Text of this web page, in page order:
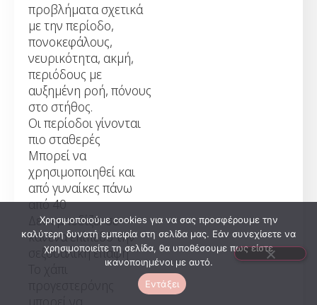
προβλήματα σχετικά
με την περίοδο,
πονοκεφάλους,
νευρικότητα, ακμή,
περιόδους με
αυξημένη ροή, πόνους
στο στήθος.
Οι περίοδοι γίνονται
πιο σταθερές
Μπορεί να
χρησιμοποιηθεί και
από γυναίκες πάνω
από 40
Δεν εμποδίζει σε
κανένα επίπεδο την
σεξουαλική επαφή
Χρησιμοποιούμε cookies για να σας προσφέρουμε την
καλύτερη δυνατή εμπειρία στη σελίδα μας. Εάν συνεχίσετε να
χρησιμοποιείτε τη σελίδα, θα υποθέσουμε πως είστε
ικανοποιημένοι με αυτό.
Εντάξει